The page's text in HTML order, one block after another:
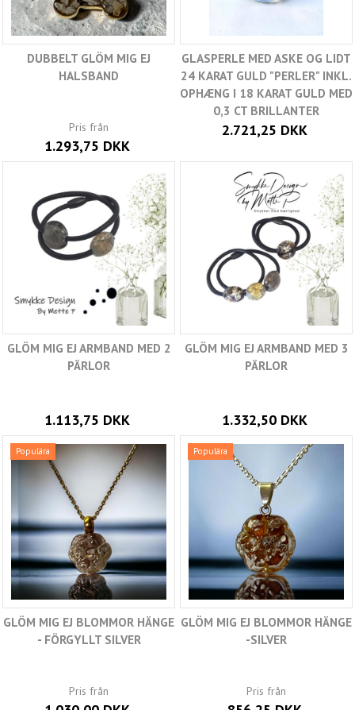
DUBBELT GLÖM MIG EJ
HALSBAND
Pris från
1.293,75 DKK
GLASPERLE MED ASKE OG LIDT
24 KARAT GULD "PERLER" INKL.
OPHÆNG I 18 KARAT GULD MED
0,3 CT BRILLANTER
2.721,25 DKK
GLÖM MIG EJ ARMBAND MED 2
PÄRLOR
1.113,75 DKK
GLÖM MIG EJ ARMBAND MED 3
PÄRLOR
1.332,50 DKK
Populära
GLÖM MIG EJ BLOMMOR HÄNGE
- FÖRGYLLT SILVER
Pris från
Populära
GLÖM MIG EJ BLOMMOR HÄNGE
-SILVER
Pris från